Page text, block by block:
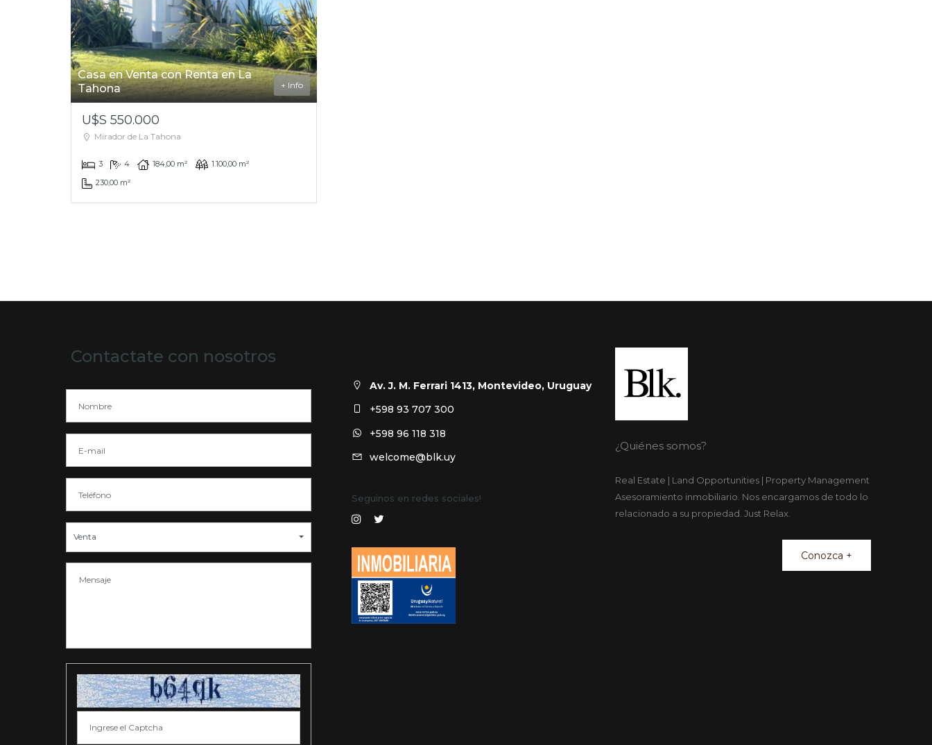
Casa en Venta con Renta en La
Tahona
+ Info
U$S 550.000
Mirador de La Tahona
3 4 184,00 m²
1.100,00 m²
230,00 m²
Contactate con nosotros
Venta
Av. J. M. Ferrari 1413, Montevideo, Uruguay
+598 93 707 300
+598 96 118 318
welcome@blk.uy
Seguinos en redes sociales!
¿Quiénes somos?
Real Estate | Land Opportunities | Property Management
Asesoramiento inmobiliario. Nos encargamos de todo lo
relacionado a su propiedad. Just Relax.
Conozca +